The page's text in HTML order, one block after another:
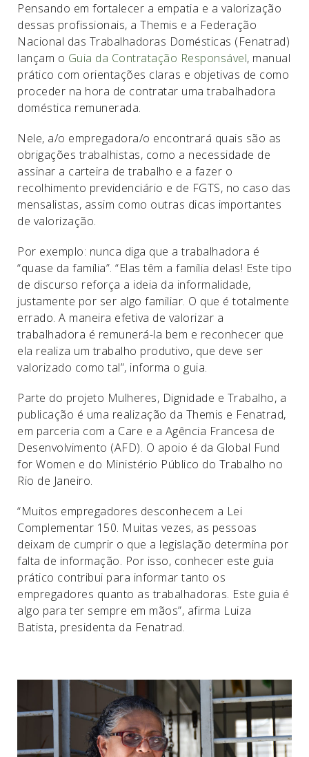
Pensando em fortalecer a empatia e a valorização
dessas profissionais, a Themis e a Federação
Nacional das Trabalhadoras Domésticas (Fenatrad)
lançam o Guia da Contratação Responsável, manual
prático com orientações claras e objetivas de como
proceder na hora de contratar uma trabalhadora
doméstica remunerada.
Nele, a/o empregadora/o encontrará quais são as
obrigações trabalhistas, como a necessidade de
assinar a carteira de trabalho e a fazer o
recolhimento previdenciário e de FGTS, no caso das
mensalistas, assim como outras dicas importantes
de valorização.
Por exemplo: nunca diga que a trabalhadora é
“quase da família”. “Elas têm a família delas! Este tipo
de discurso reforça a ideia da informalidade,
justamente por ser algo familiar. O que é totalmente
errado. A maneira efetiva de valorizar a
trabalhadora é remunerá-la bem e reconhecer que
ela realiza um trabalho produtivo, que deve ser
valorizado como tal”, informa o guia.
Parte do projeto Mulheres, Dignidade e Trabalho, a
publicação é uma realização da Themis e Fenatrad,
em parceria com a Care e a Agência Francesa de
Desenvolvimento (AFD). O apoio é da Global Fund
for Women e do Ministério Público do Trabalho no
Rio de Janeiro.
“Muitos empregadores desconhecem a Lei
Complementar 150. Muitas vezes, as pessoas
deixam de cumprir o que a legislação determina por
falta de informação. Por isso, conhecer este guia
prático contribui para informar tanto os
empregadores quanto as trabalhadoras. Este guia é
algo para ter sempre em mãos”, afirma Luiza
Batista, presidenta da Fenatrad.